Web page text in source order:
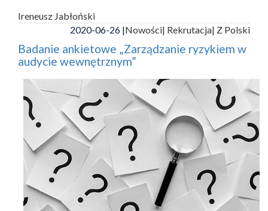
Ireneusz Jabłoński
2020-06-26 |Nowości| Rekrutacja| Z Polski
Badanie ankietowe „Zarządzanie ryzykiem w
audycie wewnętrznym”